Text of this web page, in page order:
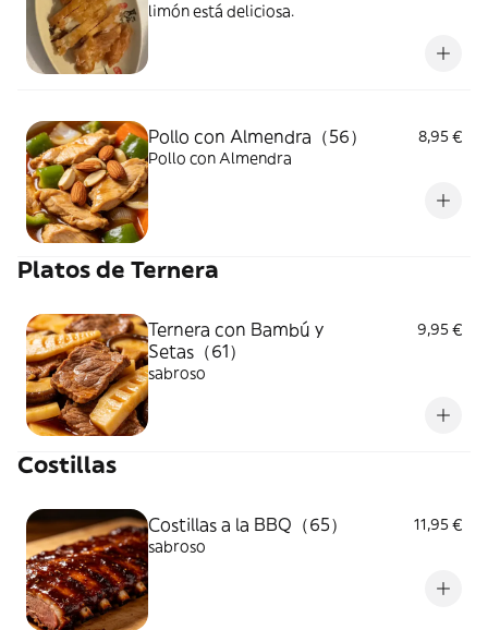
limón está deliciosa.
Pollo con Almendra（56）
8,95 €
Pollo con Almendra
Platos de Ternera
Ternera con Bambú y
Setas（61）
9,95 €
sabroso
Costillas
Costillas a la BBQ（65）
11,95 €
sabroso